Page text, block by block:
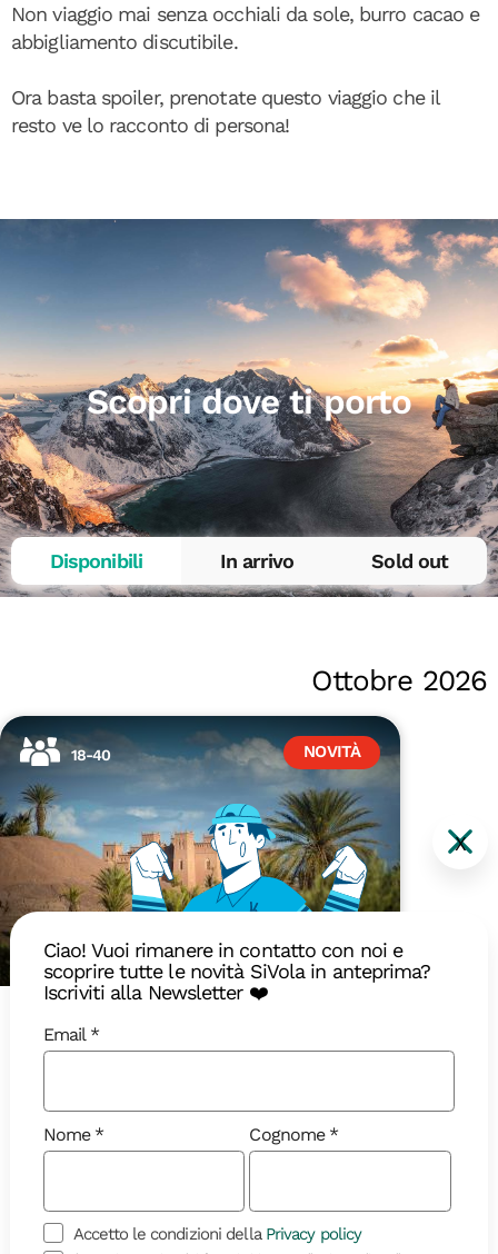
Non viaggio mai senza occhiali da sole, burro cacao e
abbigliamento discutibile.
Ora basta spoiler, prenotate questo viaggio che il
resto ve lo racconto di persona!
Scopri dove ti porto
Disponibili In arrivo Sold out
Ottobre 2026
18-40 NOVITÀ
8 giorni | in partenza il 23/10
Marocco
X
Ciao! Vuoi rimanere in contatto con noi e
scoprire tutte le novità SiVola in anteprima?
Iscriviti alla Newsletter ❤️
Email
Nome Cognome
Accetto le condizioni della Privacy policy